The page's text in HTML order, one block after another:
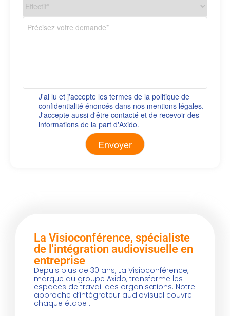
J'ai lu et j'accepte les termes de la politique de
confidentialité énoncés dans nos mentions légales.
J'accepte aussi d'être contacté et de recevoir des
informations de la part d'Axido.
La Visioconférence, spécialiste
de l'intégration audiovisuelle en
entreprise
Depuis plus de 30 ans, La Visioconférence,
marque du groupe Axido, transforme les
espaces de travail des organisations. Notre
approche d’intégrateur audiovisuel couvre
chaque étape :